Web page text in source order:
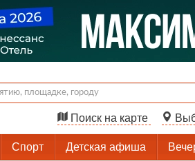
Поиск на карте
Спорт Детская афиша